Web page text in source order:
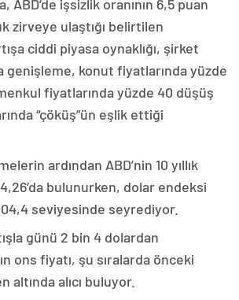
ABD’de işsizlik oranının 6,5 puan
zirveye ulaştığı belirtilen
ciddi piyasa oynaklığı, şirket
genişleme, konut fiyatlarında yüzde
fiyatlarında yüzde 40 düşüş
“çöküş”ün eşlik ettiği
ardından ABD’nin 10 yıllık
bulunurken, dolar endeksi
seviyesinde seyrediyor.
günü 2 bin 4 dolardan
ons fiyatı, şu sıralarda önceki
altında alıcı buluyor.